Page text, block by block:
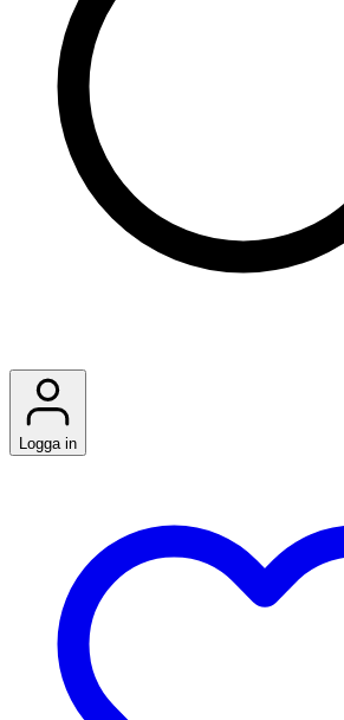
Logga in